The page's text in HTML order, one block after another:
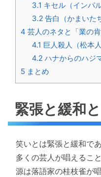
3.1 キセル（インパル
3.2 告白（かまいた
4 芸人のネタと「業の肯
4.1 巨人殺人（松本人
4.2 ハナからのハジ
5 まとめ
緊張と緩和
笑いとは緊張と緩和で
多くの芸人が唱えるこ
源は落語家の桂枝雀が